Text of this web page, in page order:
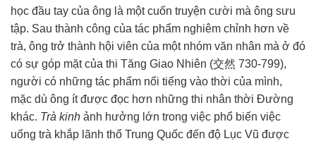
học đầu tay của ông là một cuốn truyện cười mà ông sưu
tập. Sau thành công của tác phẩm nghiêm chỉnh hơn về
trà, ông trở thành hội viên của một nhóm văn nhân mà ở đó
có sự góp mặt của thi Tăng Giao Nhiên (交然 730-799),
người có những tác phẩm nổi tiếng vào thời của mình,
mặc dù ông ít được đọc hơn những thi nhân thời Đường
khác. Trà kinh ảnh hưởng lớn trong việc phổ biến việc
uống trà khắp lãnh thổ Trung Quốc đến độ Lục Vũ được